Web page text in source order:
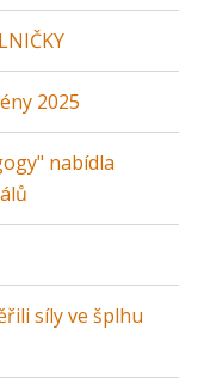
2025
nabídla
síly ve šplhu